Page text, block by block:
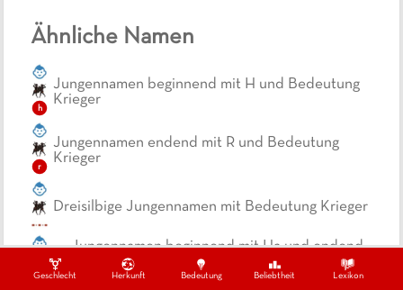
Geschlecht Herkunft Bedeutung Beliebtheit Lexikon
Ähnliche Namen
h
Jungennamen beginnend mit H und Bedeutung
Krieger
r
Jungennamen endend mit R und Bedeutung
Krieger
Dreisilbige Jungennamen mit Bedeutung Krieger
r
Jungennamen beginnend mit Ha und endend